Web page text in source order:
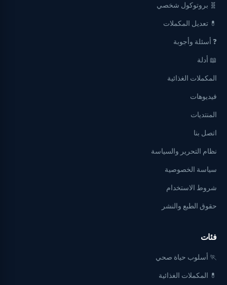
🧬 بروتوكول شخصي
💊 تعديل المكملات
❓ أسئلة وأجوبة
📖 أدلة
المكملات الغذائية
فيديوهات
المنتديات
اتصل بنا
نظام التحرير والسياسة
سياسة الخصوصية
شروط الاستخدام
حقوق الطبع والنشر
فئات
🏃 أسلوب حياة صحي
💊 المكملات الغذائية